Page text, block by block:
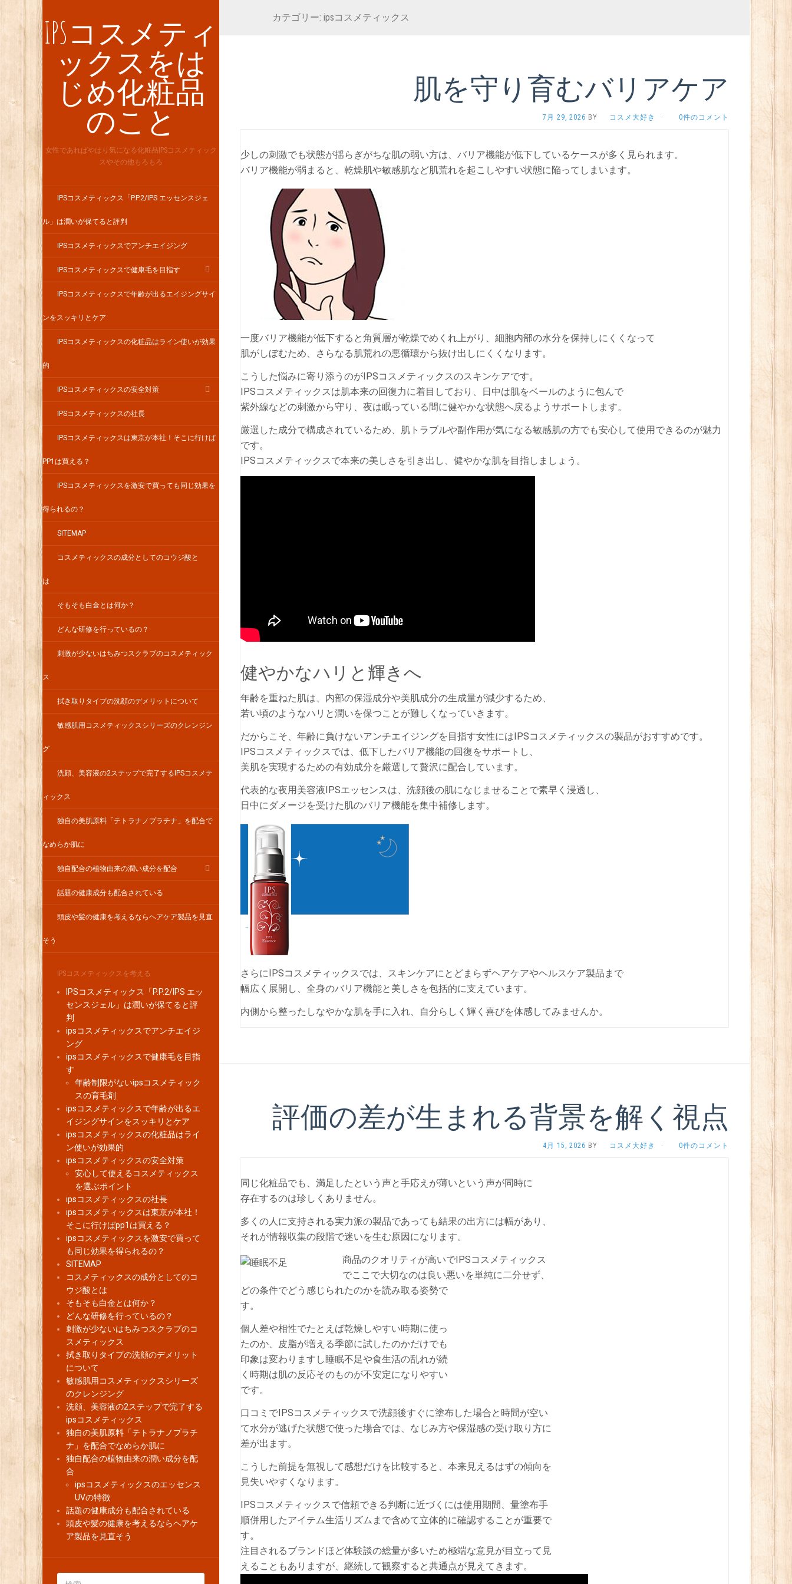
IPSコスメティ
ックスをは
じめ化粧品
のこと
女性であればやはり気になる化粧品IPSコスメティック
スやその他もろもろ
IPSコスメティックス「P.P.2/IPS エッセンスジェ
ル」は潤いが保てると評判
IPSコスメティックスでアンチエイジング
IPSコスメティックスで健康毛を目指す
IPSコスメティックスで年齢が出るエイジングサイ
ンをスッキリとケア
IPSコスメティックスの化粧品はライン使いが効果
的
IPSコスメティックスの安全対策
IPSコスメティックスの社長
IPSコスメティックスは東京が本社！そこに行けば
PP1は買える？
IPSコスメティックスを激安で買っても同じ効果を
得られるの？
SITEMAP
コスメティックスの成分としてのコウジ酸と
は
そもそも白金とは何か？
どんな研修を行っているの？
刺激が少ないはちみつスクラブのコスメティック
ス
拭き取りタイプの洗顔のデメリットについて
敏感肌用コスメティックスシリーズのクレンジン
グ
洗顔、美容液の2ステップで完了するIPSコスメテ
ィックス
独自の美肌原料「テトラナノプラチナ」を配合で
なめらか肌に
独自配合の植物由来の潤い成分を配合
話題の健康成分も配合されている
頭皮や髪の健康を考えるならヘアケア製品を見直
そう
IPSコスメティックスを考える
IPSコスメティックス「P.P.2/IPS エッ
センスジェル」は潤いが保てると評
判
ipsコスメティックスでアンチエイジ
ング
ipsコスメティックスで健康毛を目指
す
年齢制限がないipsコスメティック
スの育毛剤
ipsコスメティックスで年齢が出るエ
イジングサインをスッキリとケア
ipsコスメティックスの化粧品はライ
ン使いが効果的
ipsコスメティックスの安全対策
安心して使えるコスメティックス
を選ぶポイント
ipsコスメティックスの社長
ipsコスメティックスは東京が本社！
そこに行けばpp1は買える？
ipsコスメティックスを激安で買って
も同じ効果を得られるの？
SITEMAP
コスメティックスの成分としてのコ
ウジ酸とは
そもそも白金とは何か？
どんな研修を行っているの？
刺激が少ないはちみつスクラブのコ
スメティックス
拭き取りタイプの洗顔のデメリット
について
敏感肌用コスメティックスシリーズ
のクレンジング
洗顔、美容液の2ステップで完了する
ipsコスメティックス
独自の美肌原料「テトラナノプラチ
ナ」を配合でなめらか肌に
独自配合の植物由来の潤い成分を配
合
ipsコスメティックスのエッセンス
UVの特徴
話題の健康成分も配合されている
頭皮や髪の健康を考えるならヘアケ
ア製品を見直そう
カテゴリー: ipsコスメティックス
肌を守り育むバリアケア
7月 29, 2026 BY コスメ大好き · 0件のコメント
少しの刺激でも状態が揺らぎがちな肌の弱い方は、バリア機能が低下しているケースが多く見られます。
バリア機能が弱まると、乾燥肌や敏感肌など肌荒れを起こしやすい状態に陥ってしまいます。
一度バリア機能が低下すると角質層が乾燥でめくれ上がり、細胞内部の水分を保持しにくくなって
肌がしぼむため、さらなる肌荒れの悪循環から抜け出しにくくなります。
こうした悩みに寄り添うのがIPSコスメティックスのスキンケアです。
IPSコスメティックスは肌本来の回復力に着目しており、日中は肌をベールのように包んで
紫外線などの刺激から守り、夜は眠っている間に健やかな状態へ戻るようサポートします。
厳選した成分で構成されているため、肌トラブルや副作用が気になる敏感肌の方でも安心して使用できるのが魅力
です。
IPSコスメティックスで本来の美しさを引き出し、健やかな肌を目指しましょう。
健やかなハリと輝きへ
年齢を重ねた肌は、内部の保湿成分や美肌成分の生成量が減少するため、
若い頃のようなハリと潤いを保つことが難しくなっていきます。
だからこそ、年齢に負けないアンチエイジングを目指す女性にはIPSコスメティックスの製品がおすすめです。
IPSコスメティックスでは、低下したバリア機能の回復をサポートし、
美肌を実現するための有効成分を厳選して贅沢に配合しています。
代表的な夜用美容液IPSエッセンスは、洗顔後の肌になじませることで素早く浸透し、
日中にダメージを受けた肌のバリア機能を集中補修します。
さらにIPSコスメティックスでは、スキンケアにとどまらずヘアケアやヘルスケア製品まで
幅広く展開し、全身のバリア機能と美しさを包括的に支えています。
内側から整ったしなやかな肌を手に入れ、自分らしく輝く喜びを体感してみませんか。
評価の差が生まれる背景を解く視点
4月 15, 2026 BY コスメ大好き · 0件のコメント
同じ化粧品でも、満足したという声と手応えが薄いという声が同時に
存在するのは珍しくありません。
多くの人に支持される実力派の製品であっても結果の出方には幅があり、
それが情報収集の段階で迷いを生む原因になります。
商品のクオリティが高いでIPSコスメティックス
でここで大切なのは良い悪いを単純に二分せず、
どの条件でどう感じられたのかを読み取る姿勢で
す。
個人差や相性でたとえば乾燥しやすい時期に使っ
たのか、皮脂が増える季節に試したのかだけでも
印象は変わりますし睡眠不足や食生活の乱れが続
く時期は肌の反応そのものが不安定になりやすい
です。
口コミでIPSコスメティックスで洗顔後すぐに塗布した場合と時間が空い
て水分が逃げた状態で使った場合では、なじみ方や保湿感の受け取り方に
差が出ます。
こうした前提を無視して感想だけを比較すると、本来見えるはずの傾向を
見失いやすくなります。
IPSコスメティックスで信頼できる判断に近づくには使用期間、量塗布手
順併用したアイテム生活リズムまで含めて立体的に確認することが重要で
す。
注目されるブランドほど体験談の総量が多いため極端な意見が目立って見
えることもありますが、継続して観察すると共通点が見えてきます。